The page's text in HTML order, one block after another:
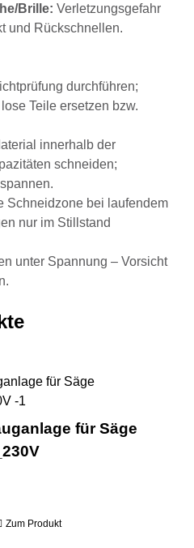
Brille: Verletzungsgefahr
und Rückschnellen.
durchführen;
Teile ersetzen bzw.
innerhalb der
schneiden;
Schneidzone bei laufendem
nur im Stillstand
unter Spannung – Vorsicht
für Säge
Zum Produkt